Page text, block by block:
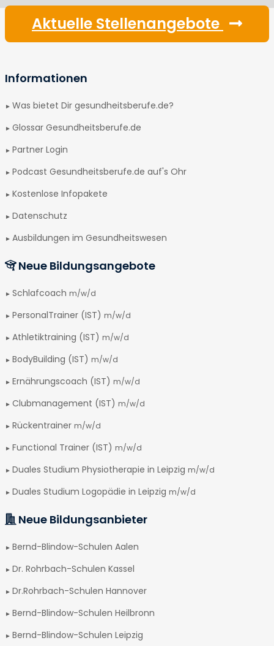
Aktuelle Stellenangebote
Informationen
Was bietet Dir gesundheitsberufe.de?
Glossar Gesundheitsberufe.de
Partner Login
Podcast Gesundheitsberufe.de auf's Ohr
Kostenlose Infopakete
Datenschutz
Ausbildungen im Gesundheitswesen
Neue Bildungsangebote
Schlafcoach m/w/d
PersonalTrainer (IST) m/w/d
Athletiktraining (IST) m/w/d
BodyBuilding (IST) m/w/d
Ernährungscoach (IST) m/w/d
Clubmanagement (IST) m/w/d
Rückentrainer m/w/d
Functional Trainer (IST) m/w/d
Duales Studium Physiotherapie in Leipzig m/w/d
Duales Studium Logopädie in Leipzig m/w/d
Neue Bildungsanbieter
Bernd-Blindow-Schulen Aalen
Dr. Rohrbach-Schulen Kassel
Dr.Rohrbach-Schulen Hannover
Bernd-Blindow-Schulen Heilbronn
Bernd-Blindow-Schulen Leipzig